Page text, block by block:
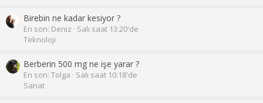
Birebin ne kadar kesiyor ?
En son: Deniz
Salı saat 13:20'de
Teknoloji
Berberin 500 mg ne işe yarar ?
En son: Tolga
Salı saat 10:18'de
Sanat